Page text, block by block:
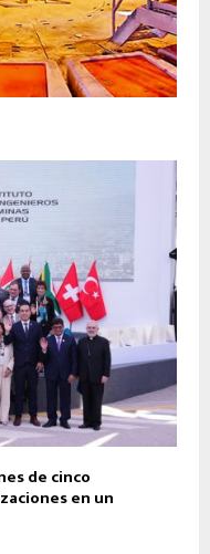
de cinco
en un